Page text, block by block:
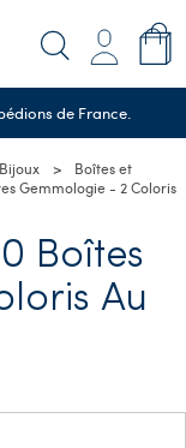
de France.
Boîtes et
Gemmologie - 2 Coloris
Boîtes
Au